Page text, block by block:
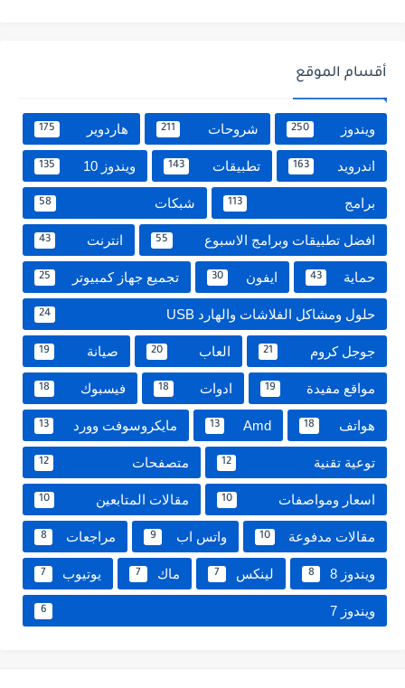
أقسام الموقع
ويندوز 250 شروحات 211 هاردوير 175
اندرويد 163 تطبيقات 143 ويندوز 10 135
برامج 113 شبكات 58
افضل تطبيقات وبرامج الاسبوع 55 انترنت 43
حماية 43 ايفون 30 تجميع جهاز كمبيوتر 25
حلول ومشاكل الفلاشات والهارد USB 24
جوجل كروم 21 العاب 20 صيانة 19
مواقع مفيدة 19 ادوات 18 فيسبوك 18
هواتف 18
Amd
13 مايكروسوفت وورد 13
توعية تقنية 12 متصفحات 12
اسعار ومواصفات 10 مقالات المتابعين 10
مقالات مدفوعة 10 واتس اب 9 مراجعات 8
ويندوز 8 8 لينكس 7 ماك 7 يوتيوب 7
ويندوز 7 6